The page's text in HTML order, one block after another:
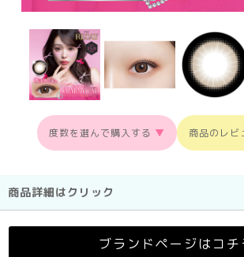
度数を選んで購入する ▼ 商品のレビ
商品詳細はクリック
ブランドページはコチ